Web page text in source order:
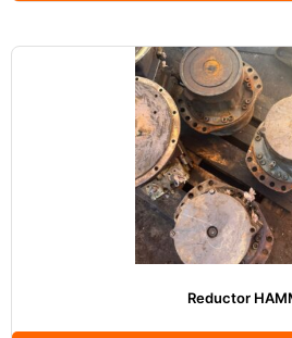
Reductor